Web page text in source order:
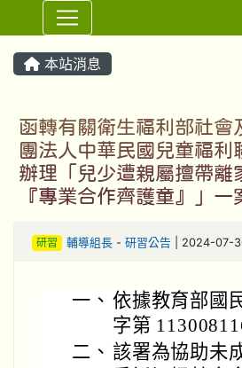
本站消息
函轉有關衛生福利部社會
團法人中華民國兒童福利
辦理「兒少遭親屬擅帶離
『專業合作齊護童』」一
研習 輔導組長- 研習公告 | 2024-07-
一、 依據教育部國
字第
二、 該署為協助未